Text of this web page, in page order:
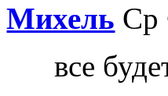
Михель Ср
все